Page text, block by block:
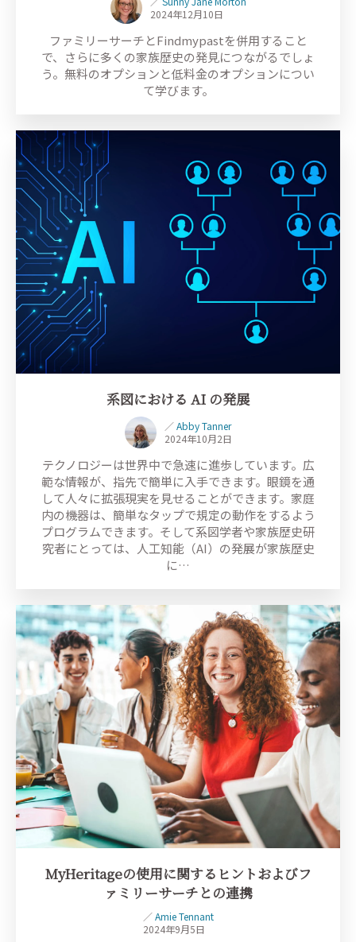
2024年12月10日
ファミリーサーチとFindmypastを併用すること
で、さらに多くの家族歴史の発見につながるでしょ
う。無料のオプションと低料金のオプションについ
て学びます。
系図における AI の発展
／Abby Tanner
2024年10月2日
テクノロジーは世界中で急速に進歩しています。広
範な情報が、指先で簡単に入手できます。眼鏡を通
して人々に拡張現実を見せることができます。家庭
内の機器は、簡単なタップで規定の動作をするよう
プログラムできます。そして系図学者や家族歴史研
究者にとっては、人工知能（AI）の発展が家族歴史
に…
MyHeritageの使用に関するヒントおよびフ
ァミリーサーチとの連携
／Amie Tennant
2024年9月5日